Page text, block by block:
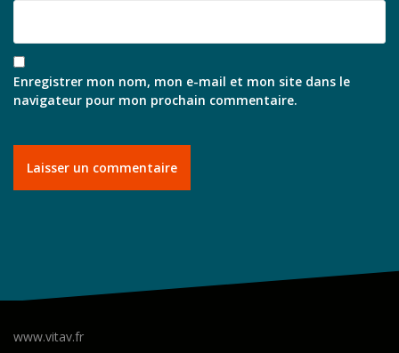
Enregistrer mon nom, mon e-mail et mon site dans le
navigateur pour mon prochain commentaire.
www.vitav.fr